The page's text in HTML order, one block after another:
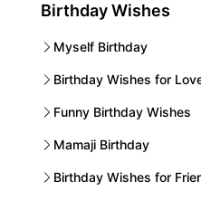
Birthday Wishes
Myself Birthday
Birthday Wishes for
Funny Birthday Wishes
Mamaji Birthday
Birthday Wishes for